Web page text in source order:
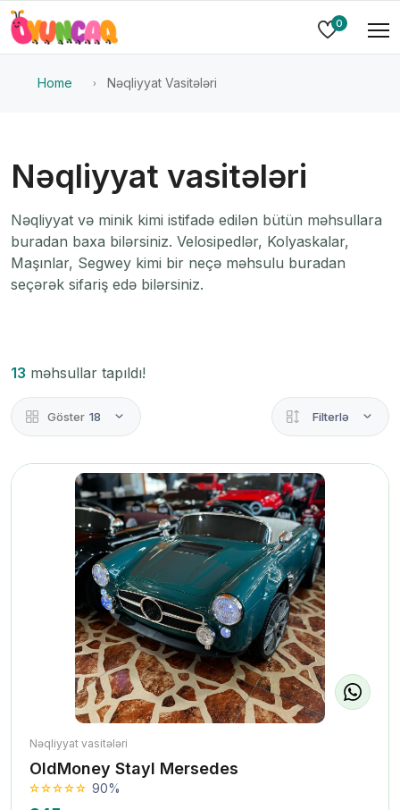
0
Home Nəqliyyat Vasitələri
Nəqliyyat vasitələri
Nəqliyyat və minik kimi istifadə edilən bütün məhsullara
buradan baxa bilərsiniz. Velosipedlər, Kolyaskalar,
Maşınlar, Segwey kimi bir neçə məhsulu buradan
seçərək sifariş edə bilərsiniz.
13 məhsullar tapıldı!
Göster 18 Filterlə
Nəqliyyat vasitələri
OldMoney Stayl Mersedes
90%